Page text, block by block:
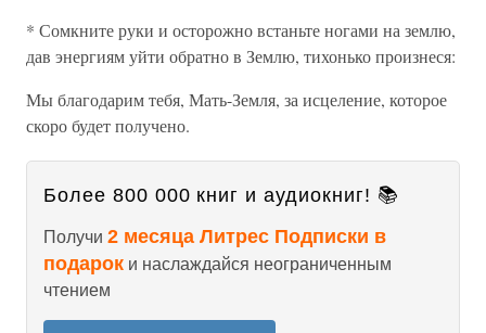
* Сомкните руки и осторожно встаньте ногами на землю,
дав энергиям уйти обратно в Землю, тихонько произнеся:
Мы благодарим тебя, Мать-Земля, за исцеление, которое
скоро будет получено.
Более 800 000 книг и аудиокниг! 📚
Получи 2 месяца Литрес Подписки в
подарок и наслаждайся неограниченным
чтением